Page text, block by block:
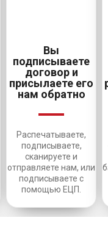
Вы
подписываете
договор и
присылаете его
нам обратно
Распечатываете,
подписываете,
сканируете и
отправляете нам, или
подписываете с
помощью ЕЦП.